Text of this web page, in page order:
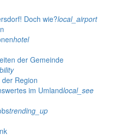
Doch wie?local_airport
hotel
der Gemeinde
Region
im Umlandlocal_see
trending_up